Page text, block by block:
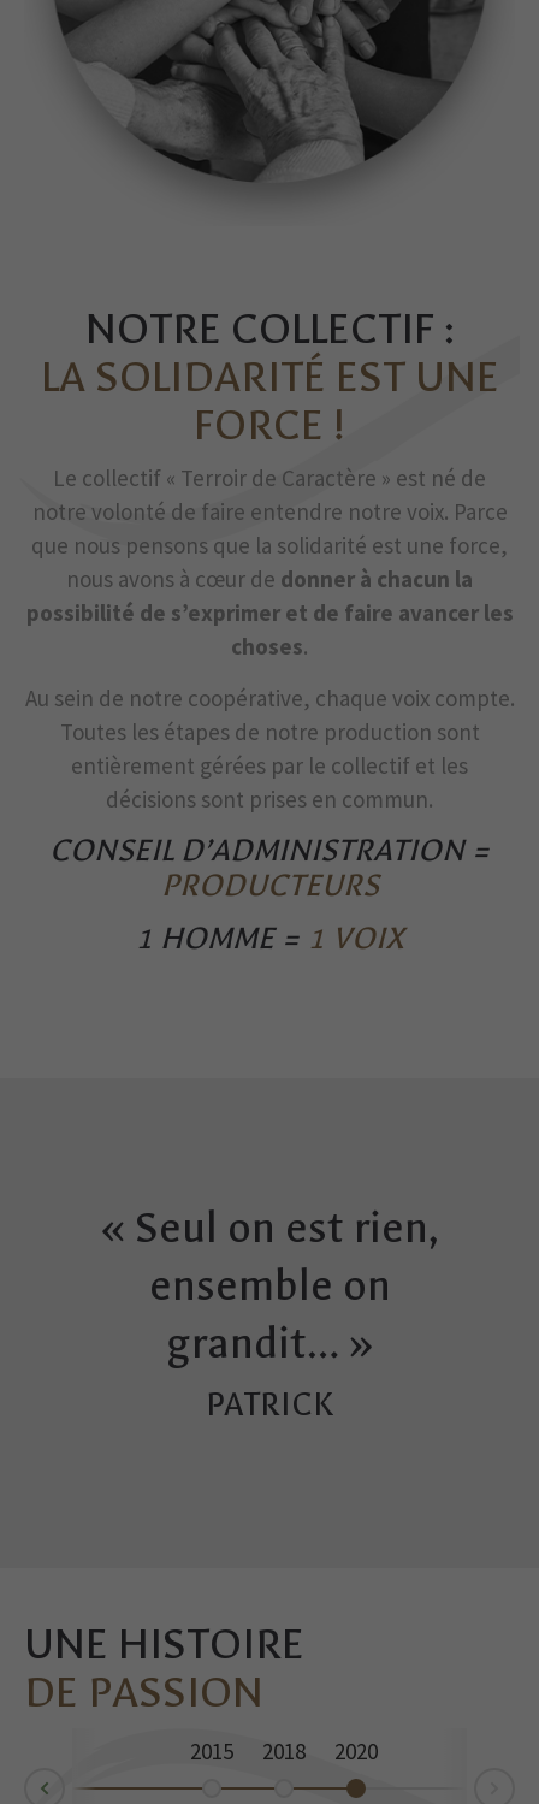
NOTRE COLLECTIF :
LA SOLIDARITÉ EST UNE
FORCE !
Le collectif « Terroir de Caractère » est né de
notre volonté de faire entendre notre voix. Parce
que nous pensons que la solidarité est une force,
nous avons à cœur de donner à chacun la
possibilité de s’exprimer et de faire avancer les
choses.
Au sein de notre coopérative, chaque voix compte.
Toutes les étapes de notre production sont
entièrement gérées par le collectif et les
décisions sont prises en commun.
CONSEIL D’ADMINISTRATION =
PRODUCTEURS
1 HOMME = 1 VOIX
« Seul on est rien,
ensemble on
grandit… »
PATRICK
UNE HISTOIRE
DE PASSION
2015 2018
2020